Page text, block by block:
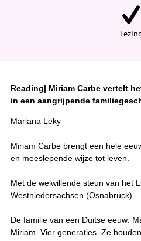
Reading| Miriam Carbe vertelt
in een aangrijpende
Mariana Leky
Miriam Carbe brengt een hele
en meeslepende wijze tot leven.
Met de welwillende steun van het
Westniedersachsen (Osnabrück).
De familie van een Duitse eeuw:
Miriam. Vier generaties. Ze